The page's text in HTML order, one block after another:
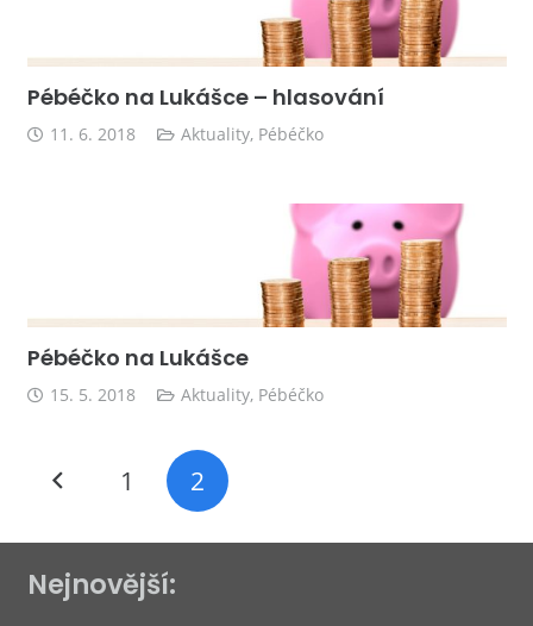
Pébéčko na Lukášce – hlasování
11. 6. 2018 Aktuality, Pébéčko
Pébéčko na Lukášce
15. 5. 2018 Aktuality, Pébéčko
1 2
Nejnovější: